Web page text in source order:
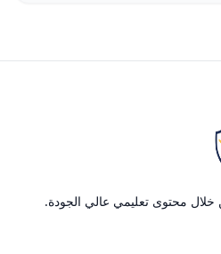
محتوى تعليمي عالي الجودة.